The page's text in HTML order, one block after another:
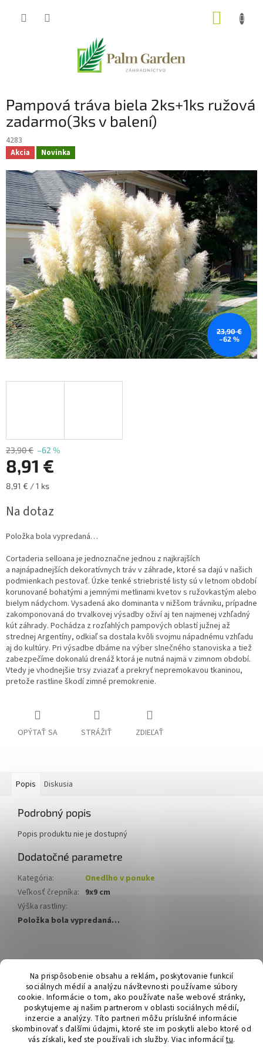
Na prispôsobenie obsahu a reklám, poskytovanie funkcií
sociálnych médií a analýzu návštevnosti používame súbory
cookie. Informácie o tom, ako používate naše webové stránky,
poskytujeme aj našim partnerom v oblasti sociálnych médií,
inzercie a analýzy. Títo partneri môžu príslušné informácie
skombinovať s ďalšími údajmi, ktoré ste im poskytli alebo ktoré od
vás získali, keď ste používali ich služby. Viac informáciítu.
Pampová tráva biela 2ks+1ks ružová
zadarmo(3ks v balení)
4283
Akcia Novinka
23,90 €
–62 %
23,90 € –62 %
8,91 €
Jednotková
8,91 € / 1 ks
Na dotaz
Položka bola vypredaná…
Cortaderia selloana je jednoznačne jednou z najkrajších
a najnápadnejších dekoratívnych tráv v záhrade, ktoré sa dajú v našich
podmienkach pestovať. Úzke tenké striebristé listy sú v letnom období
korunované bohatými a jemnými metlinami kvetov s ružovkastým alebo
bielym nádychom. Vysadená ako dominanta v nižšom trávniku, prípadne
zakomponovaná do trvalkovej výsadby oživí aj ten najmenej vzhľadný
kút záhrady. Pochádza z rozľahlých pampových oblastí južnej až
strednej Argentíny, odkiaľ sa dostala kvôli svojmu nápadnému vzhľadu
aj do kultúry. Pri výsadbe dbáme na výber slnečného stanoviska a tiež
zabezpečíme dokonalú drenáž ktorá je nutná najmä v zimnom období.
Vtedy je vhodnejšie trsy zviazať a prekryť nepremokavou tkaninou,
pretože rastline škodí zimné premokrenie.
OPÝTAŤ SA STRÁŽIŤ ZDIEĽAŤ
Popis Diskusia
Podrobný popis
Popis produktu nie je dostupný
Dodatočné parametre
Kategória:
Onedlho v ponuke
Veľkosť črepníka: 9x9 cm
Výška rastliny:
Položka bola vypredaná…
á
Hurmikaki.com
Vytvoril Shoptet